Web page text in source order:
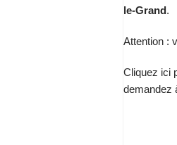
le-Grand.
Attention :
Cliquez ici
demandez